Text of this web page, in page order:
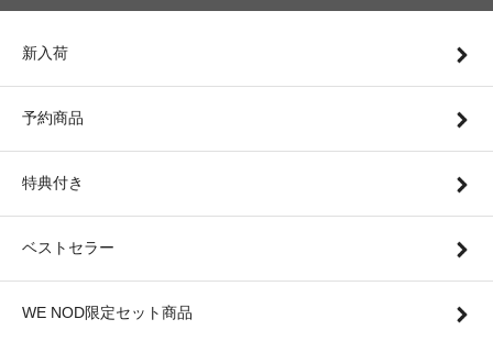
新入荷
予約商品
特典付き
ベストセラー
WE NOD限定セット商品